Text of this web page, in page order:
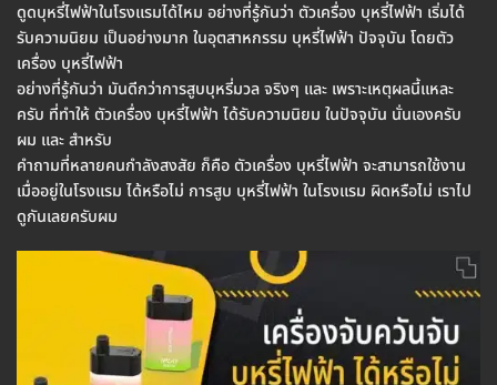
ดูดบุหรี่ไฟฟ้าในโรงแรมได้ไหม อย่างที่รู้กันว่า ตัวเครื่อง บุหรี่ไฟฟ้า เริ่มได้
รับความนิยม เป็นอย่างมาก ในอุตสาหกรรม บุหรี่ไฟฟ้า ปัจจุบัน โดยตัว
เครื่อง บุหรี่ไฟฟ้า
อย่างที่รู้กันว่า มันดีกว่าการสูบบุหรี่มวล จริงๆ และ เพราะเหตุผลนี้แหละ
ครับ ที่ทำให้ ตัวเครื่อง บุหรี่ไฟฟ้า ได้รับความนิยม ในปัจจุบัน นั่นเองครับ
ผม และ สำหรับ
คำถามที่หลายคนกำลังสงสัย ก็คือ ตัวเครื่อง บุหรี่ไฟฟ้า จะสามารถใช้งาน
เมื่ออยู่ในโรงแรม ได้หรือไม่ การสูบ บุหรี่ไฟฟ้า ในโรงแรม ผิดหรือไม่ เราไป
ดูกันเลยครับผม